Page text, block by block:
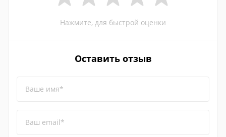
Нажмите, для быстрой оценки
Оставить отзыв
Ваше имя*
Ваш email*